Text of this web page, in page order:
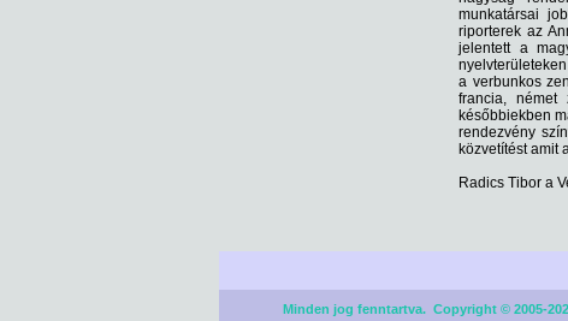
munkatársai
riporterek az
jelentett a
a verbunkos
francia, német
későbbiekben
rendezvény
közvetítést amit
Radics Tibor a
Minden jog fenntartva. Copyright © 2005-